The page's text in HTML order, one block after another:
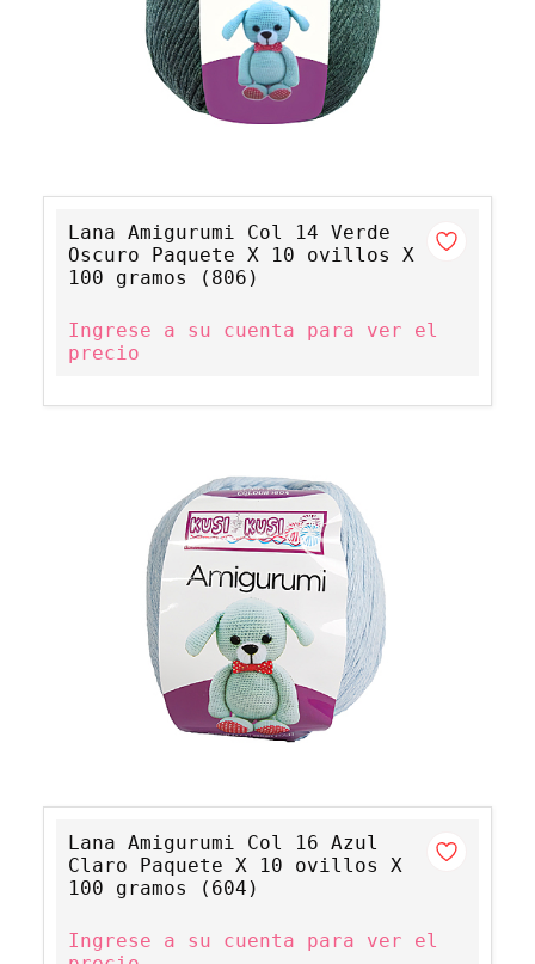
Lana Amigurumi Col 14 Verde
Oscuro Paquete X 10 ovillos X
100 gramos (806)
Ingrese a su cuenta para ver el
precio
Lana Amigurumi Col 16 Azul
Claro Paquete X 10 ovillos X
100 gramos (604)
Ingrese a su cuenta para ver el